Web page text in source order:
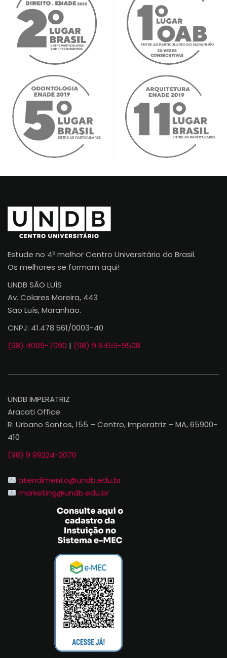
Estude no 4º melhor Centro Universitário do Brasil.
Os melhores se formam aqui!
UNDB SÃO LUÍS
Av. Colares Moreira, 443
São Luís, Maranhão.
CNPJ: 41.478.561/0003-40
(98) 4009-7090 | (98) 9 8459-9508
UNDB IMPERATRIZ
Aracati Office
R. Urbano Santos, 155 – Centro, Imperatriz – MA, 65900-
410
(98) 9 99224-2070
atendimento@undb.edu.br
marketing@undb.edu.br